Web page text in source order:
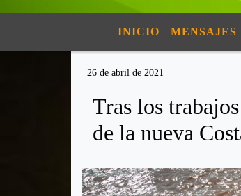
INICIO MENSAJES
26 de abril de 2021
Tras los
de la nueva